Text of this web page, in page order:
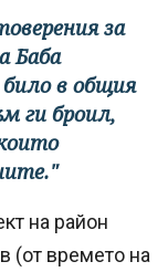
за
Баба
в общия
ги броил,
на район
(от времето на